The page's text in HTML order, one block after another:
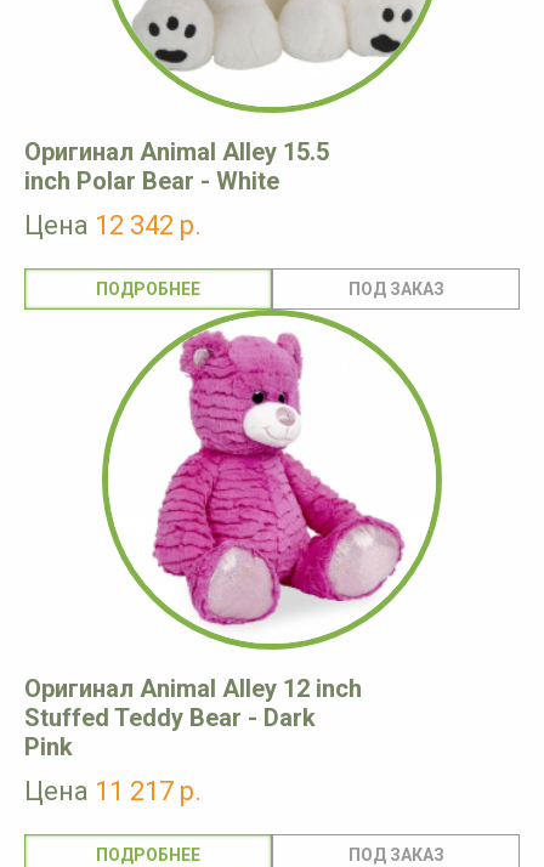
Оригинал Animal Alley 15.5
inch Polar Bear - White
Цена 12 342 р.
ПОДРОБНЕЕ
Оригинал Animal Alley 12 inch
Stuffed Teddy Bear - Dark
Pink
Цена 11 217 р.
ПОДРОБНЕЕ